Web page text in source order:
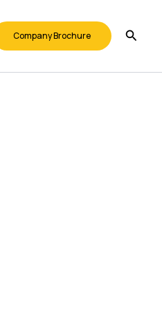
Company Brochure